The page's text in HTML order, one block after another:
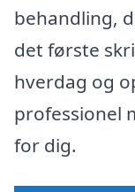
behandling,
det første
hverdag og
professionel
for dig.